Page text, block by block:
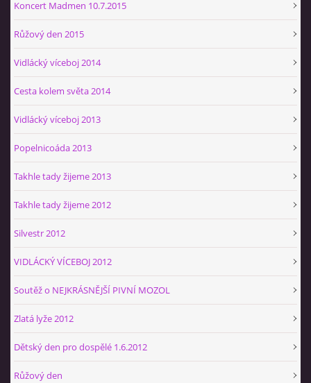
Koncert Madmen 10.7.2015
Růžový den 2015
Vidlácký víceboj 2014
Cesta kolem světa 2014
Vidlácký víceboj 2013
Popelnicoáda 2013
Takhle tady žijeme 2013
Takhle tady žijeme 2012
Silvestr 2012
VIDLÁCKÝ VÍCEBOJ 2012
Soutěž o NEJKRÁSNĚJŠÍ PIVNÍ MOZOL
Zlatá lyže 2012
Dětský den pro dospělé 1.6.2012
Růžový den